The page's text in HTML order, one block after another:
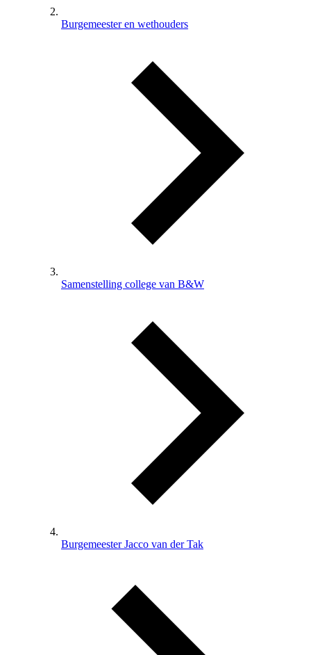
Burgemeester en wethouders
Samenstelling college van B&W
Burgemeester Jacco van der Tak